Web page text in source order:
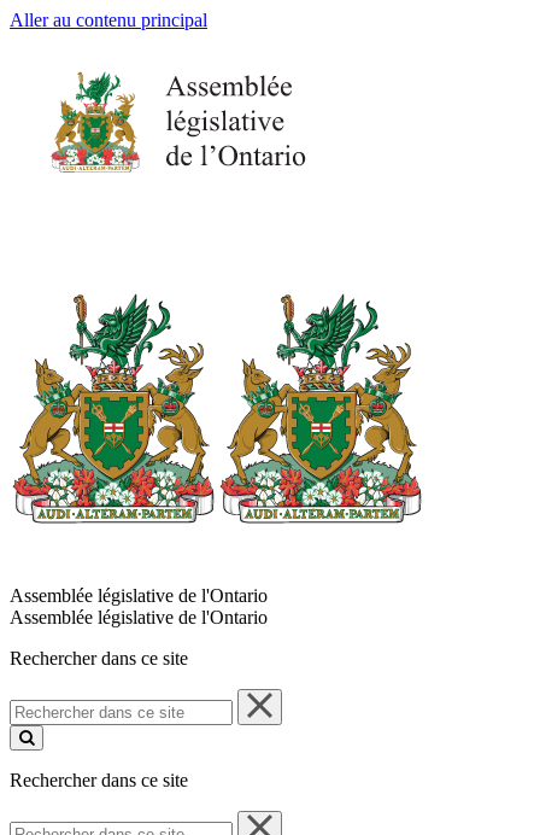
Aller au contenu principal
Assemblée législative de l'Ontario
Assemblée législative de l'Ontario
Rechercher dans ce site
Rechercher
dans
ce
Rechercher dans ce site
Rechercher